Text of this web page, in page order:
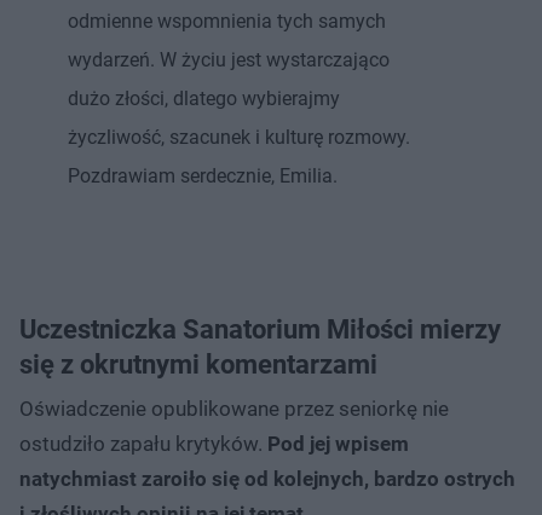
odmienne wspomnienia tych samych
wydarzeń. W życiu jest wystarczająco
dużo złości, dlatego wybierajmy
życzliwość, szacunek i kulturę rozmowy.
Pozdrawiam serdecznie, Emilia.
Uczestniczka Sanatorium Miłości mierzy
się z okrutnymi komentarzami
Oświadczenie opublikowane przez seniorkę nie
ostudziło zapału krytyków. Pod jej wpisem
natychmiast zaroiło się od kolejnych, bardzo ostrych